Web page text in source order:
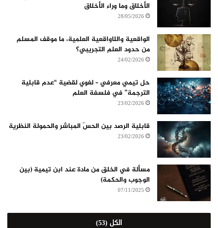
الأخلاق وما وراء الأخلاق
28/05/2026
الواقعية واللاواقعية العلمية، ما موقف المسلم
من حدود العلم التجريبي؟
24/02/2026
حل تيمي معرفي – لغوي لقضية “عدم قابلية
الترجمة” في فلسفة العلم
23/02/2026
قابلية الرصد بين الحسّ المباشر والحمولة النظرية
23/02/2026
مسألة في الخلق من مادة عند ابن تيمية (بين
الوجوب والحكمة)
07/11/2025
الكل (53)